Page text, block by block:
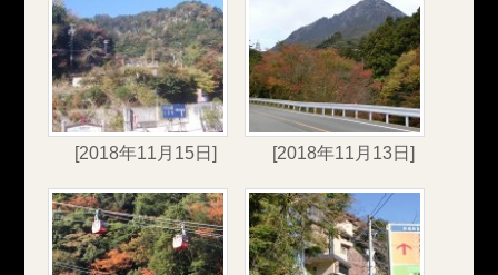
[2018年11月15日] [2018年11月13日]